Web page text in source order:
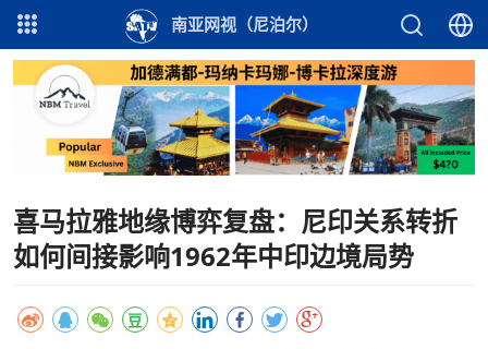
南亚网视（尼泊尔）
喜马拉雅地缘博弈复盘：尼印关系转折
如何间接影响1962年中印边境局势